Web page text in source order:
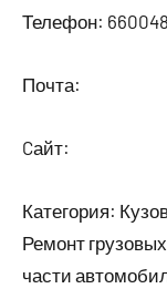
Телефон:
Почта:
Cайт:
Категория:
Ремонт
части